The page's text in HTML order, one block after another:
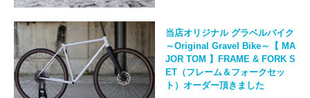
当店オリジナル グラベルバイク
～Original Gravel Bike～【 MA
JOR TOM 】FRAME & FORK S
ET（フレーム＆フォークセッ
ト）オーダー頂きました